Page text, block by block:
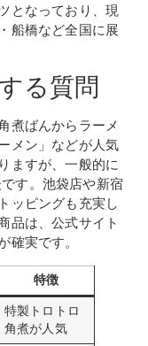
となっており、現
船橋など全国に展
る質問
煮ばんからラーメ
メン」などが人気
ますが、一般的に
す。池袋店や新宿
ッピングも充実し
品は、公式サイト
確実です。
特徴
特製トロトロ
角煮が人気